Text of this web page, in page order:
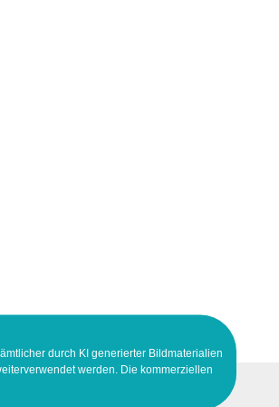
durch KI generierter Bildmaterialien
werden. Die kommerziellen